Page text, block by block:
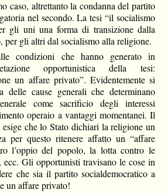
caso, altrettanto la condanna del partito
nel secondo. La tesi “il socialismo
gli uni una forma di transizione dalla
per gli altri dal socialismo alla religione.
condizioni che hanno generato in
opportunistica della tesi:
un affare privato”. Evidentemente si
delle cause generali che determinano
come sacrificio degli interessi
operaio a vantaggi momentanei. Il
che lo Stato dichiari la religione un
per questo ritenere affatto un “affare
l’oppio del popolo, la lotta contro le
ecc. Gli opportunisti travisano le cose in
che sia il partito socialdemocratico a
un affare privato!